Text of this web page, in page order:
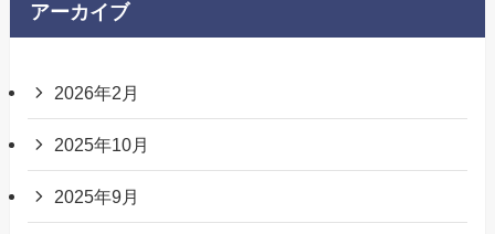
アーカイブ
2026年2月
2025年10月
2025年9月